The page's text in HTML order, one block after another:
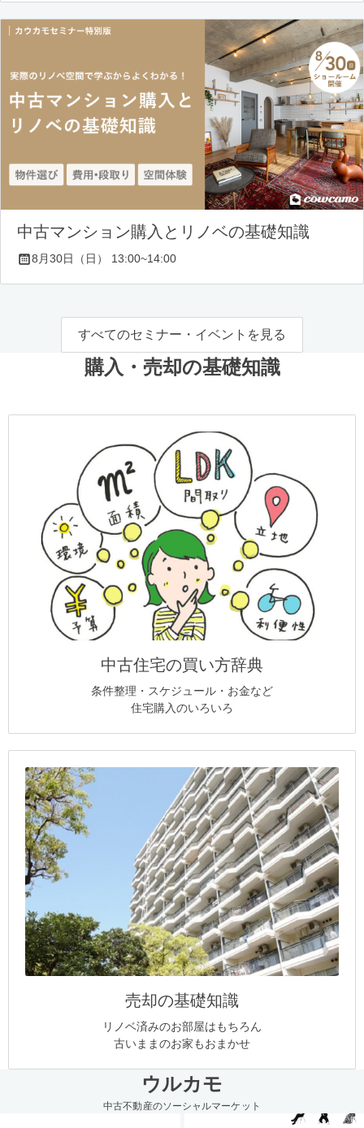
中古マンション購入とリノベの基礎知識
8月30日（日） 13:00~14:00
すべてのセミナー・イベントを見る
購入・売却の基礎知識
中古住宅の買い方辞典
条件整理・スケジュール・お金など
住宅購入のいろいろ
売却の基礎知識
リノベ済みのお部屋はもちろん
古いままのお家もおまかせ
ウルカモ
中古不動産のソーシャルマーケット